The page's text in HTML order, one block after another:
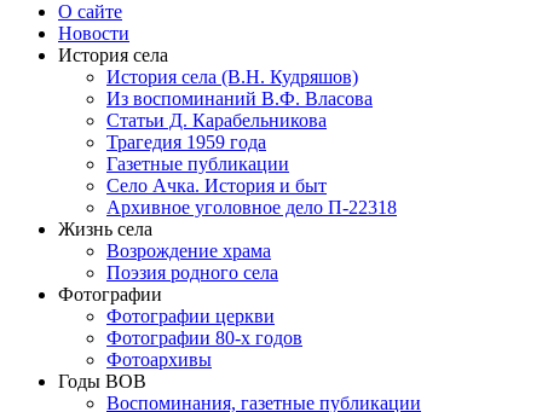
О сайте
Новости
История села
История села (В.Н. Кудряшов)
Из воспоминаний В.Ф. Власова
Статьи Д. Карабельникова
Трагедия 1959 года
Газетные публикации
Село Ачка. История и быт
Архивное уголовное дело П-22318
Жизнь села
Возрождение храма
Поэзия родного села
Фотографии
Фотографии церкви
Фотографии 80-х годов
Фотоархивы
Годы ВОВ
Воспоминания, газетные публикации